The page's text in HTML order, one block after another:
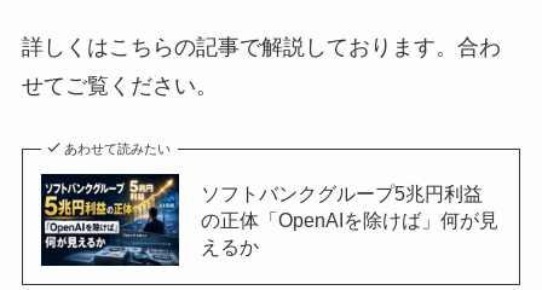
詳しくはこちらの記事で解説しております。合わ
せてご覧ください。
あわせて読みたい
ソフトバンクグループ5兆円利益
の正体「OpenAIを除けば」何が見
えるか